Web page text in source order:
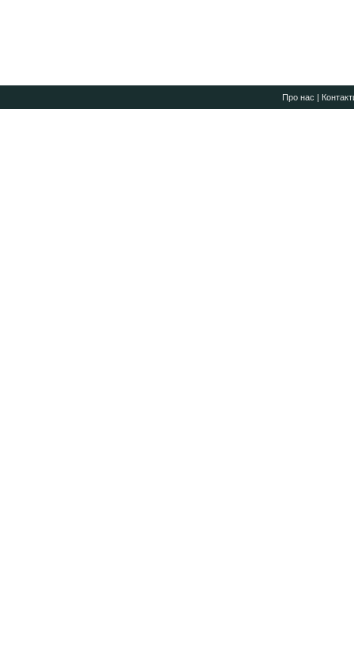
Про нас |